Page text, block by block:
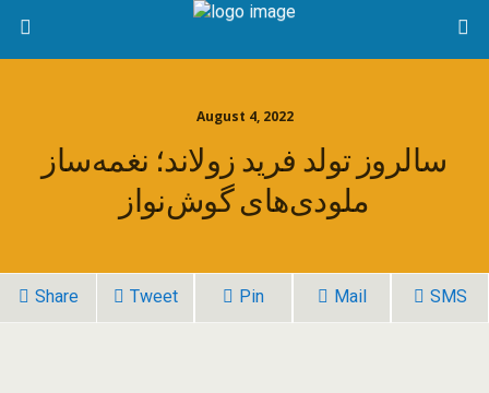
August 4, 2022
سالروز تولد فرید زولاند؛ نغمه‌ساز
ملودی‌های گوش‌نواز
Share Tweet Pin Mail SMS